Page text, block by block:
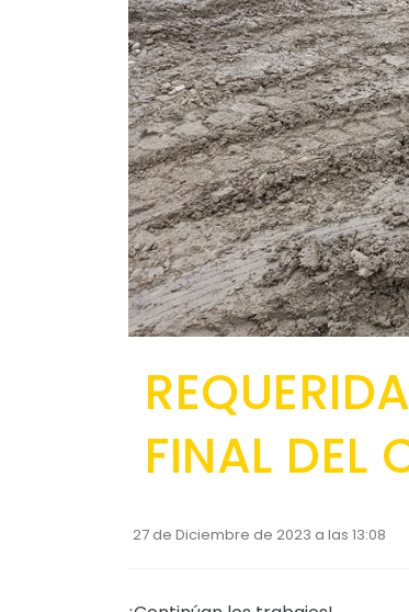
FINAL DEL
27 de Diciembre de 2023 a las 13:08